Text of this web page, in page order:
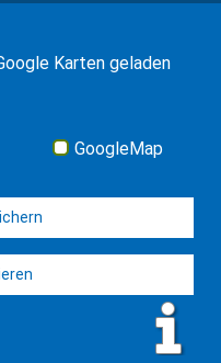
bei der
Karten geladen
GoogleMap